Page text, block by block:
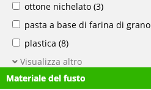
ottone nichelato (3)
pasta a base di farina di grano
plastica (8)
Visualizza altro
Materiale del fusto